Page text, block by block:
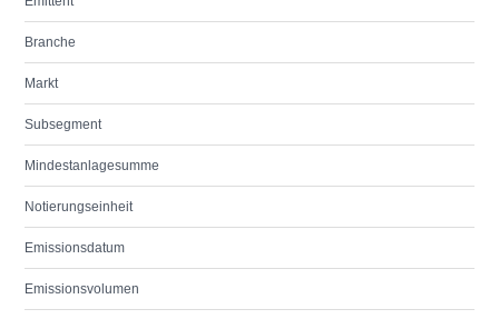
Branche
Markt
Subsegment
Mindestanlagesumme
Notierungseinheit
Emissionsdatum
Emissionsvolumen